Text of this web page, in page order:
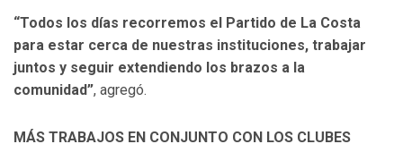
“Todos los días recorremos el Partido de La Costa
para estar cerca de nuestras instituciones, trabajar
juntos y seguir extendiendo los brazos a la
comunidad”, agregó.
MÁS TRABAJOS EN CONJUNTO CON LOS CLUBES